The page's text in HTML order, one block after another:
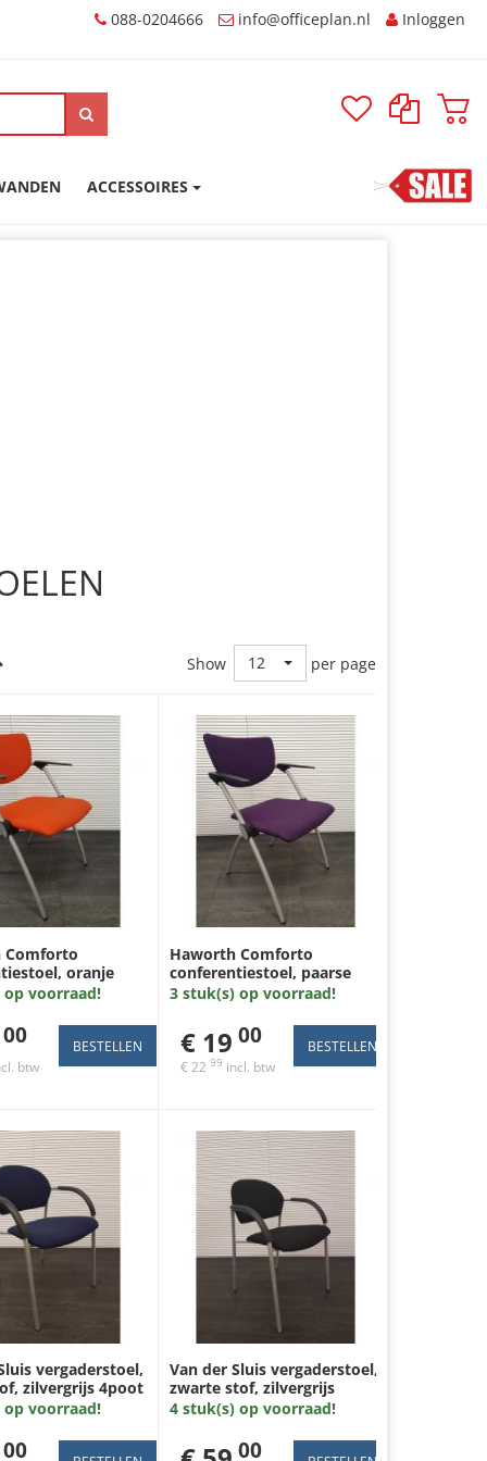
088-0204666 Inloggen
ACCESSOIRES
Show 12 per page
Comforto
oranje
4poot
op voorraad!
00
btw
Haworth Comforto
conferentiestoel, paarse
stof, aluminium 4poot
3 stuk(s) op voorraad!
€ 19 00
€ 22 99 incl. btw
vergaderstoel,
zilvergrijs 4poot
op voorraad!
00
Van der Sluis vergaderstoel,
zwarte stof, zilvergrijs
4poot
4 stuk(s) op voorraad!
00